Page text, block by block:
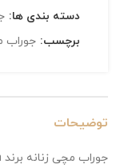
دسته بندی ها:
برچسب: جوراب
توضیحات